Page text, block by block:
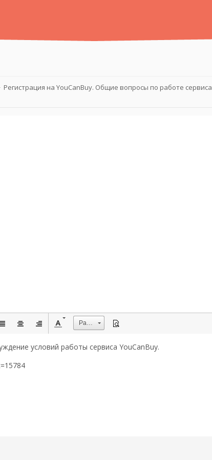
Регистрация на YouCanBuy. Общие вопросы по работе сервиса
Размер
условий работы сервиса YouCanBuy.